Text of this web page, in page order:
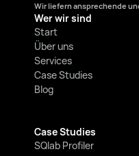
Wir liefern ansprechende
Wer wir sind
Start
Über uns
Services
Case Studies
Blog
Case Studies
SQlab Profiler